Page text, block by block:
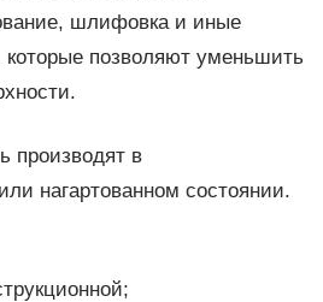
шлифовка и иные
которые позволяют уменьшить
производят в
нагартованном состоянии.